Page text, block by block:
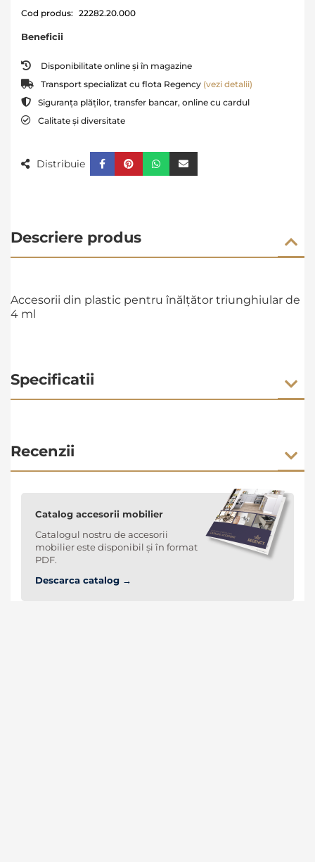
Cod produs: 22282.20.000
Beneficii
Disponibilitate online și în magazine
Transport specializat cu flota Regency (vezi detalii)
Siguranța plăților, transfer bancar, online cu cardul
Calitate și diversitate
Distribuie
Descriere produs
Accesorii din plastic pentru înălțător triunghiular de
4 ml
Specificatii
Recenzii
Catalog accesorii mobilier
Catalogul nostru de accesorii
mobilier este disponibil și în format
PDF.
Descarca catalog →